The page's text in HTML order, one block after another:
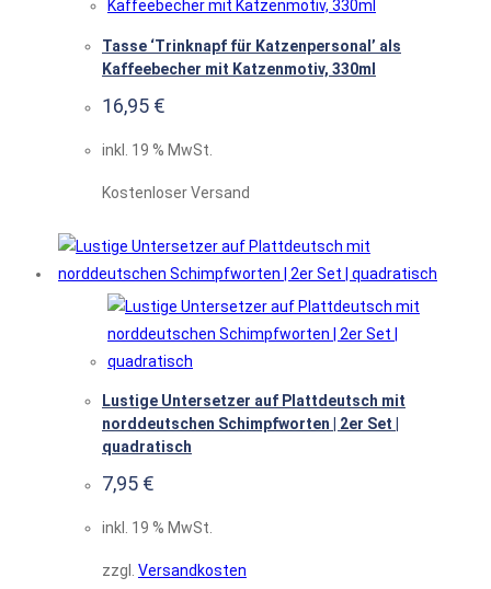
Tasse ‘Trinknapf für Katzenpersonal’ als
Kaffeebecher mit Katzenmotiv, 330ml
16,95 €
inkl. 19 % MwSt.
Kostenloser Versand
Lustige Untersetzer auf Plattdeutsch mit
norddeutschen Schimpfworten | 2er Set |
quadratisch
7,95 €
inkl. 19 % MwSt.
zzgl. Versandkosten